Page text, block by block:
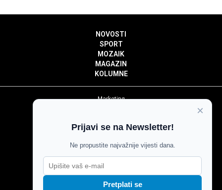
NOVOSTI
SPORT
MOZAIK
MAGAZIN
KOLUMNE
Marketing
Impressum
Pravila komentiranja
Agroglas
×
Prijavi se na Newsletter!
Ne propustite najvažnije vijesti dana.
Pretplati se